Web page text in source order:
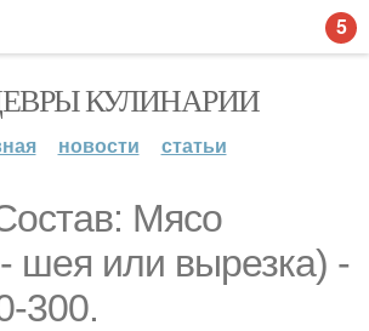
КУЛИНАРИИ
новости статьи
Мясо
шея или вырезка) -
300.
5